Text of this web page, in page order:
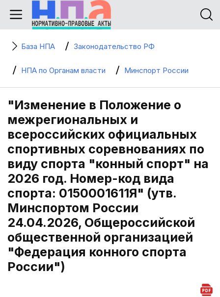
База НПА Законодательство РФ
НПА по Органам власти Минспорт России
"Изменение в Положение о
межрегиональных и
всероссийских официальных
спортивных соревнованиях по
виду спорта "конный спорт" на
2026 год. Номер-код вида
спорта: 0150001611Я" (утв.
Минспортом России
24.04.2026, Общероссийской
общественной организацией
"Федерация конного спорта
России")